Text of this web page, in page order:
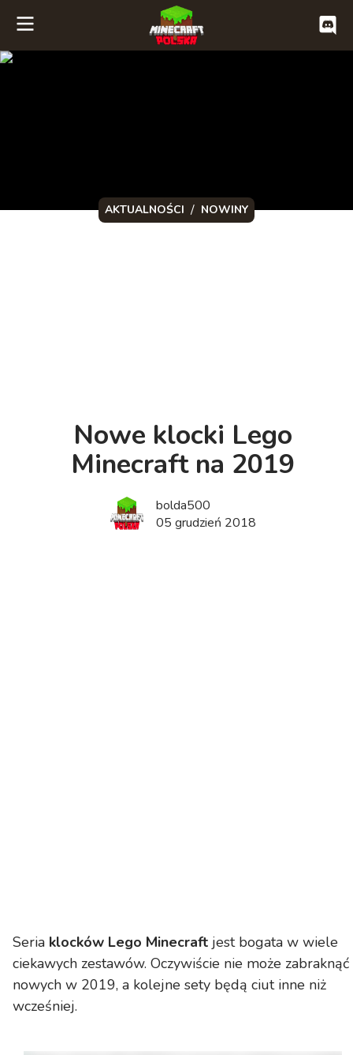
AKTUALNOŚCI / NOWINY
Nowe klocki Lego
Minecraft na 2019
bolda500
05 grudzień 2018
Seria klocków Lego Minecraft jest bogata w wiele
ciekawych zestawów. Oczywiście nie może zabraknąć
nowych w 2019, a kolejne sety będą ciut inne niż
wcześniej.